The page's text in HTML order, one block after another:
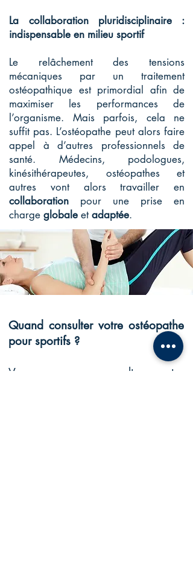
La collaboration pluridisciplinaire :
indispensable en milieu sportif
Le relâchement des tensions
mécaniques par un traitement
ostéopathique est primordial afin de
maximiser les performances de
l’organisme. Mais parfois, cela ne
suffit pas. L’ostéopathe peut alors faire
appel à d’autres professionnels de
santé. Médecins, podologues,
kinésithérapeutes, ostéopathes et
autres vont alors travailler en
collaboration pour une prise en
charge globale etadaptée.
Quand consulter votre ostéopathe
pour sportifs ?
Vous pouvez consulter votre